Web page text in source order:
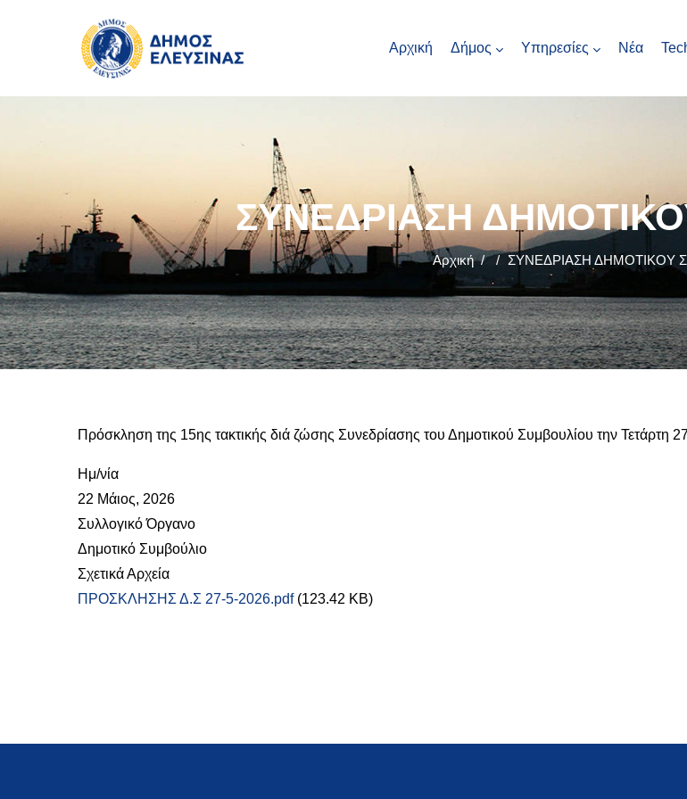
Αρχική Δήμος Υπηρεσίες Νέα
ΣΥΝΕΔΡΙΑΣΗ
Αρχική / / ΣΥΝΕΔΡΙΑΣΗ ΔΗΜΟΤΙΚΟΥ
Πρόσκληση της 15ης τακτικής διά ζώσης Συνεδρίασης του Δημοτικού Συμβουλίου την Τετάρτη
Ημ/νία
22 Μάιος, 2026
Συλλογικό Όργανο
Δημοτικό Συμβούλιο
Σχετικά Αρχεία
ΠΡΟΣΚΛΗΣΗΣ Δ.Σ 27-5-2026.pdf (123.42 KB)